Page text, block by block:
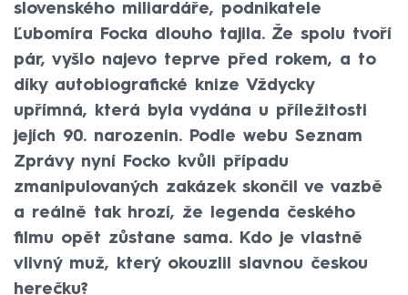
slovenského miliardáře, podnikatele
Ľubomíra Focka dlouho tajila. Že spolu tvoří
pár, vyšlo najevo teprve před rokem, a to
díky autobiografické knize Vždycky
upřímná, která byla vydána u příležitosti
jejích 90. narozenin. Podle webu Seznam
Zprávy nyní Focko kvůli případu
zmanipulovaných zakázek skončil ve vazbě
a reálně tak hrozí, že legenda českého
filmu opět zůstane sama. Kdo je vlastně
vlivný muž, který okouzlil slavnou českou
herečku?